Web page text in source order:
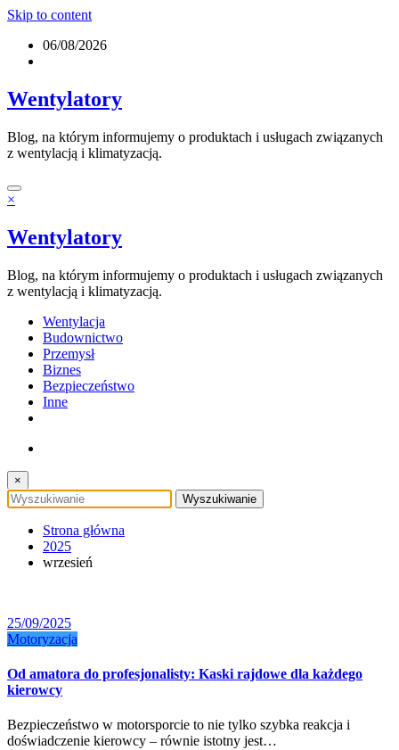
Skip to content
06/08/2026
Wentylatory
Blog, na którym informujemy o produktach i usługach związanych
z wentylacją i klimatyzacją.
×
Wentylatory
Blog, na którym informujemy o produktach i usługach związanych
z wentylacją i klimatyzacją.
Wentylacja
Budownictwo
Przemysł
Biznes
Bezpieczeństwo
Inne
×
Strona główna
2025
wrzesień
25/09/2025
Motoryzacja
Od amatora do profesjonalisty: Kaski rajdowe dla każdego
kierowcy
Bezpieczeństwo w motorsporcie to nie tylko szybka reakcja i
doświadczenie kierowcy – równie istotny jest…